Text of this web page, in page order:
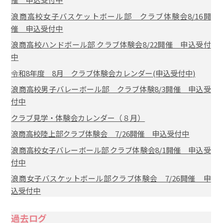
浪商高校女子バスケットボール部 クラブ体験会8/16開
催 申込受付中
浪商高校ハンドボール部 クラブ体験会8/22開催 申込受付
中
令和8年度 8月 クラブ体験会カレンダー(申込受付中)
浪商高校男子バレーボール部 クラブ体験8/3開催 申込受
付中
クラブ見学・体験会カレンダー（８月）
浪商高校陸上部クラブ体験会 7/26開催 申込受付中
浪商高校女子バレーボール部 クラブ体験会8/1開催 申込受
付中
浪商女子バスケットボール部クラブ体験会 7/26開催 申
込受付中
過去ログ